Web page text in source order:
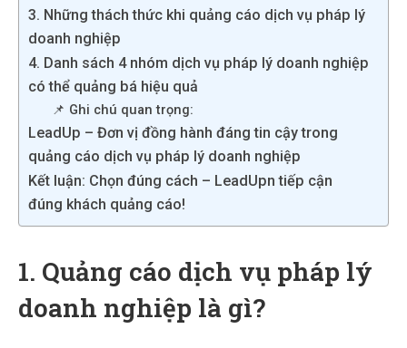
3. Những thách thức khi quảng cáo dịch vụ pháp lý
doanh nghiệp
4. Danh sách 4 nhóm dịch vụ pháp lý doanh nghiệp
có thể quảng bá hiệu quả
📌 Ghi chú quan trọng:
LeadUp – Đơn vị đồng hành đáng tin cậy trong
quảng cáo dịch vụ pháp lý doanh nghiệp
Kết luận: Chọn đúng cách – LeadUpn tiếp cận
đúng khách quảng cáo!
1. Quảng cáo dịch vụ pháp lý
doanh nghiệp là gì?